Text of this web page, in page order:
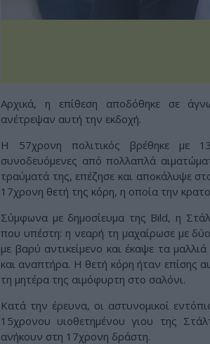
Αρχικά, η επίθεση αποδόθηκε σε
ανέτρεψαν αυτή την εκδοχή.
Η 57χρονη πολιτικός βρέθηκε με
συνοδευόμενες από πολλαπλά
τραύματά της, επέζησε και αποκάλυψε
17χρονη θετή της κόρη, η οποία την
Σύμφωνα με δημοσίευμα της Bild, η
που υπέστη: η νεαρή τη μαχαίρωσε με
με βαρύ αντικείμενο και έκαψε τα
και αναπτήρα. Η θετή κόρη ήταν επίσης
τη μητέρα της αιμόφυρτη στο σαλόνι.
Κατά την έρευνα, οι αστυνομικοί
15χρονου υιοθετημένου γιου της
ανήκουν στη 17χρονη δράστη.